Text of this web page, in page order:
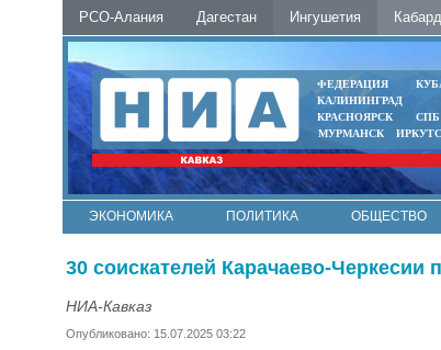
РСО-Алания Дагестан Ингушетия
ФЕДЕРАЦИЯ
КАЛИНИНГРАД
КРАСНОЯРСК
СПБ
МУРМАНСК
ЭКОНОМИКА ПОЛИТИКА ОБЩЕСТВО
30 соискателей Карачаево-
НИА-Кавказ
Опубликовано: 15.07.2025 03:22